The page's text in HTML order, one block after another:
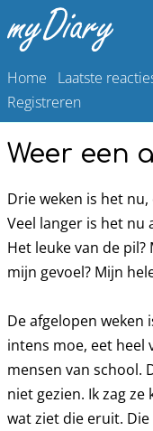
Home Laatste
Registreren
Weer een
Drie weken is het
Veel langer is het nu
Het leuke van de
mijn gevoel? Mijn
De afgelopen weken
intens moe, eet heel
mensen van school.
niet gezien. Ik zag
wat ziet die eruit.